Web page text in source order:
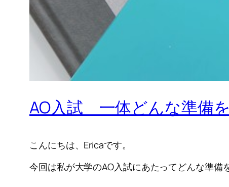
AO入試 一体どんな準備
こんにちは、Ericaです。
今回は私が大学のAO入試にあたってどんな準備